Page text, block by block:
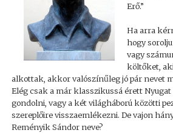
Erő.”
Ha arra
hogy
vagy
költőket,
alkottak, akkor valószínűleg jó pár nevet
Elég csak a már klasszikussá érett
gondolni, vagy a két világháború közötti
szereplőire visszaemlékezni. De vajon
Reményik Sándor neve?